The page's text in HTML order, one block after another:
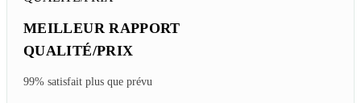
MEILLEUR RAPPORT
QUALITÉ/PRIX
99% satisfait plus que prévu